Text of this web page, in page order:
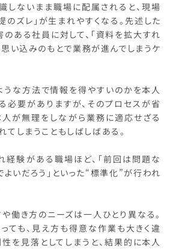
しないまま職場に配属されると、現場
のズレ」が生まれやすくなる。先述した
ある社員に対して、「資料を拡大すれ
い込みのもとで業務が進んでしまうケ
うな方法で情報を得やすいのかを本人
必要がありますが、そのプロセスが省
人が無理をしながら業務に適応せざる
しまうこともしばしばある。
経験がある職場ほど、「前回は問題な
いだろう」といった“標準化”が行われ
働き方のニーズは一人ひとり異なる。
ても、見え方も得意な作業も大きく違
を見落としてしまうと、結果的に本人